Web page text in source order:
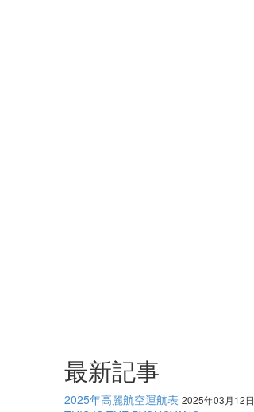
最新記事
2025年高麗航空運航表 2025年03月12日